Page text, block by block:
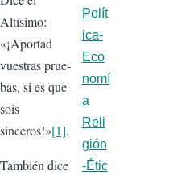
Altísimo:
«¡Aportad
vuestras prue­
bas, si es que
sois
sinceros!»[1].
También dice
Polít
ica-
Eco
nomí
a
Reli
gión
-Étic